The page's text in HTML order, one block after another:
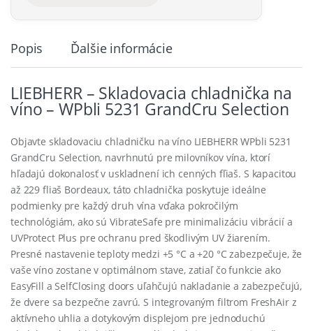
Popis Ďalšie informácie
LIEBHERR – Skladovacia chladnička na
víno – WPbli 5231 GrandCru Selection
Objavte skladovaciu chladničku na víno LIEBHERR WPbli 5231
GrandCru Selection, navrhnutú pre milovníkov vína, ktorí
hľadajú dokonalosť v uskladnení ich cenných fľiaš. S kapacitou
až 229 fliaš Bordeaux, táto chladnička poskytuje ideálne
podmienky pre každý druh vína vďaka pokročilým
technológiám, ako sú VibrateSafe pre minimalizáciu vibrácií a
UVProtect Plus pre ochranu pred škodlivým UV žiarením.
Presné nastavenie teploty medzi +5 °C a +20 °C zabezpečuje, že
vaše víno zostane v optimálnom stave, zatiaľ čo funkcie ako
EasyFill a SelfClosing doors uľahčujú nakladanie a zabezpečujú,
že dvere sa bezpečne zavrú. S integrovaným filtrom FreshAir z
aktívneho uhlia a dotykovým displejom pre jednoduchú